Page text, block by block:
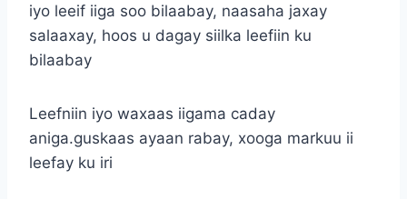
iyo leeif iiga soo bilaabay, naasaha jaxay
salaaxay, hoos u dagay siilka leefiin ku
bilaabay
Leefniin iyo waxaas iigama caday
aniga.guskaas ayaan rabay, xooga markuu ii
leefay ku iri